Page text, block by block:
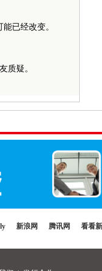
已经改变。
质疑。
新浪网 腾讯网 看看